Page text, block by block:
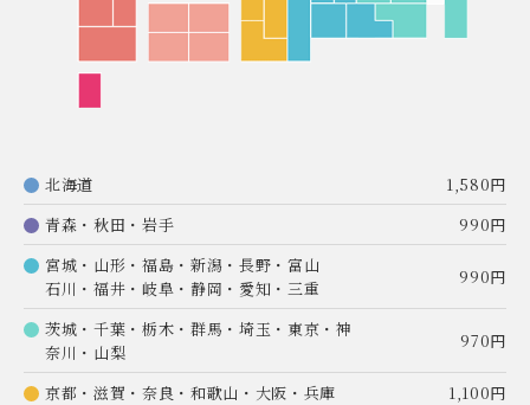
北海道
1,580円
青森・秋田・岩手
990円
宮城・山形・福島・新潟・長野・富山
石川・福井・岐阜・静岡・愛知・三重
990円
茨城・千葉・栃木・群馬・埼玉・東京・神
奈川・山梨
970円
京都・滋賀・奈良・和歌山・大阪・兵庫
1,100円